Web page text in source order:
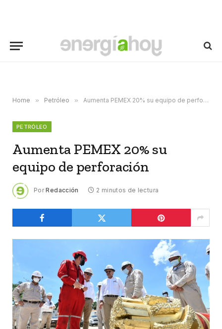
Home » Petróleo » Aumenta PEMEX 20% su equipo de perforación
PETRÓLEO
Aumenta PEMEX 20% su
equipo de perforación
Por Redacción 2 minutos de lectura